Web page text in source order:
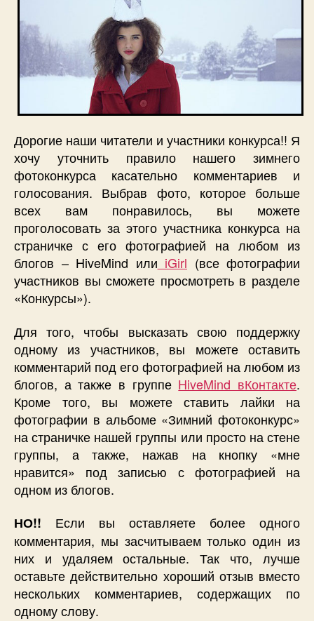
Дорогие наши читатели и участники конкурса!! Я
хочу уточнить правило нашего зимнего
фотоконкурса касательно комментариев и
голосования. Выбрав фото, которое больше
всех вам понравилось, вы можете
проголосовать за этого участника конкурса на
страничке с его фотографией на любом из
блогов – HiveMind или iGirl (все фотографии
участников вы сможете просмотреть в разделе
«Конкурсы»).
Для того, чтобы высказать свою поддержку
одному из участников, вы можете оставить
комментарий под его фотографией на любом из
блогов, а также в группе HiveMind вКонтакте.
Кроме того, вы можете ставить лайки на
фотографии в альбоме «Зимний фотоконкурс»
на страничке нашей группы или просто на стене
группы, а также, нажав на кнопку «мне
нравится» под записью с фотографией на
одном из блогов.
НО!! Если вы оставляете более одного
комментария, мы засчитываем только один из
них и удаляем остальные. Так что, лучше
оставьте действительно хороший отзыв вместо
нескольких комментариев, содержащих по
одному слову.